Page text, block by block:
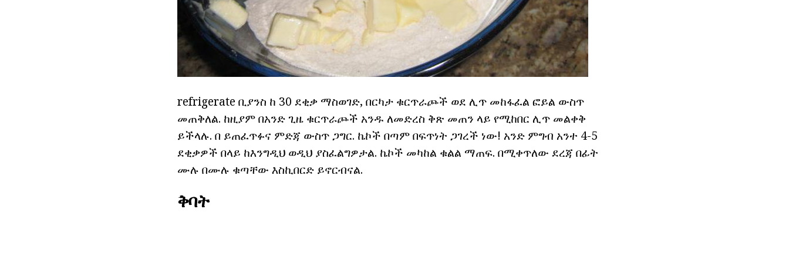
refrigerate ቢያንስ ከ 30 ደቂቃ ማስወገድ, በርካታ ቁርጥራጮች ወደ ሊጥ መከፋፈል ፎይል ውስጥ
መጠቅለል. ከዚያም በአንድ ጊዜ ቁርጥራጮች አንዱ ለመድረስ ቅጽ መጠን ላይ የሚከበር ሊጥ መልቀቅ
ይችላሉ. በ ይጠፈጥፉና ምድጃ ውስጥ ጋግር. ኬኮች በጣም በፍጥነት ጋገረች ነው! አንድ ምግብ አንተ 4-5
ደቂቃዎች በላይ ከእንግዲህ ወዲህ ያስፈልግዎታል. ኬኮች መካከል ቁልል ማጠፍ. በሚቀጥለው ደረጃ በፊት
ሙሉ በሙሉ ቁጣቸው እስኪበርድ ይኖርብናል.
ቅባት